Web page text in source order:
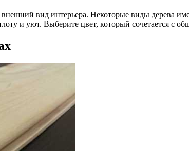
вид интерьера. Некоторые виды дерева
и уют. Выберите цвет, который сочетается с